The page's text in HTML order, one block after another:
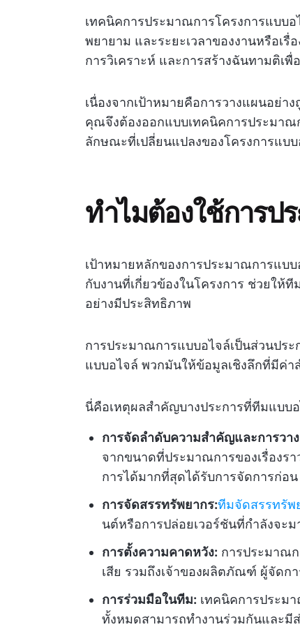
เทคนิคการประมาณการโครงการแบบ
พยายาม และระยะเวลาของงานหรือเ
การวิเคราะห์ และการสร้างฉันทามติเ
เนื่องจากเป้าหมายคือการวางแผนอย่า
คุณจึงต้องออกแบบเทคนิคการประมาณ
ลักษณะที่เปลี่ยนแปลงของโครงการแบบ
ทำไมต้องใช้การป
เป้าหมายหลักของการประมาณการแบบ
กับงานที่เกี่ยวข้องในโครงการ ช่วยให้
อย่างมีประสิทธิภาพ
การประมาณการแบบอไจล์เป็นส่วนปร
แบบอไจล์ พวกมันให้ข้อมูลเชิงลึกที่มีค่
นี่คือเหตุผลสำคัญบางประการที่ทีมแบบ
การจัดลำดับความสำคัญและการวา
จากขนาดที่ประมาณการของเรื่องร
การได้มากที่สุดได้รับการจัดการก่อน
การจัดสรรทรัพยากร:ทีมจัดสรรทรัพ
นต์หรือการปล่อยเวอร์ชันที่กำลังจะ
การตั้งความคาดหวัง: การประมาณ
เสีย รวมถึงเจ้าของผลิตภัณฑ์ ผู้จัดก
การร่วมมือในทีม: เทคนิคการประม
ทั้งหมดสามารถทำงานร่วมกันและมี